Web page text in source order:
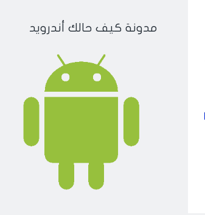
مدونة كيف حالك أندرويد